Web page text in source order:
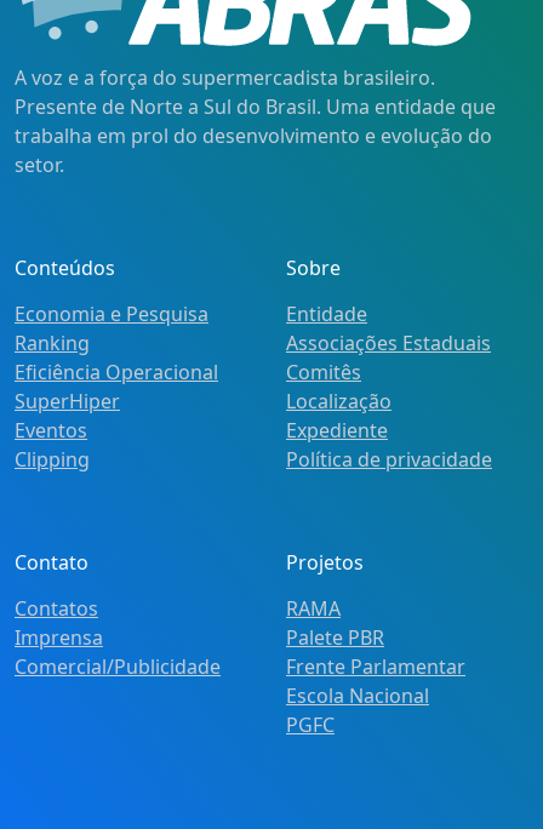
A voz e a força do supermercadista brasileiro.
Presente de Norte a Sul do Brasil. Uma entidade que
trabalha em prol do desenvolvimento e evolução do
setor.
Conteúdos
Economia e Pesquisa
Ranking
Eficiência Operacional
SuperHiper
Eventos
Clipping
Sobre
Entidade
Associações Estaduais
Comitês
Localização
Expediente
Política de privacidade
Contato
Contatos
Imprensa
Comercial/Publicidade
Projetos
RAMA
Palete PBR
Frente Parlamentar
Escola Nacional
PGFC